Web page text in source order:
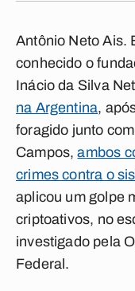
Antônio Neto Ais.
conhecido o
Inácio da Silva
na Argentina,
foragido junto
Campos,ambos
crimes contra o
aplicou um golpe
criptoativos, no
investigado pela
Federal.